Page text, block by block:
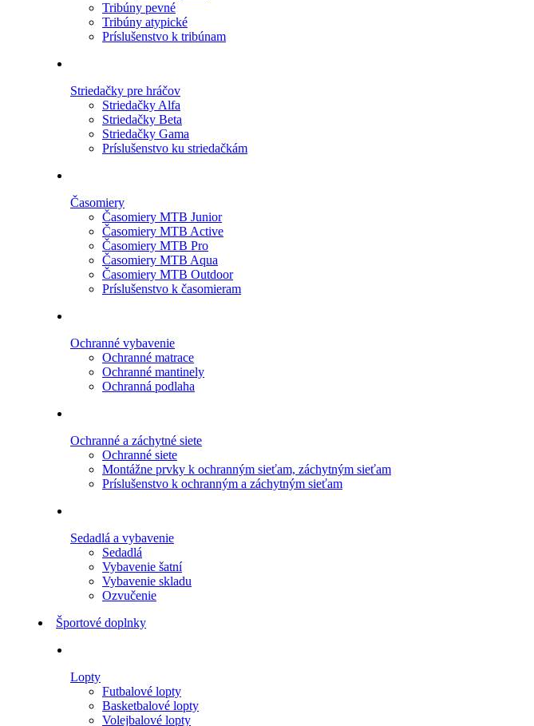
Tribúny pevné
Tribúny atypické
Príslušenstvo k tribúnam
Striedačky pre hráčov
Striedačky Alfa
Striedačky Beta
Striedačky Gama
Príslušenstvo ku striedačkám
Časomiery
Časomiery MTB Junior
Časomiery MTB Active
Časomiery MTB Pro
Časomiery MTB Aqua
Časomiery MTB Outdoor
Príslušenstvo k časomieram
Ochranné vybavenie
Ochranné matrace
Ochranné mantinely
Ochranná podlaha
Ochranné a záchytné siete
Ochranné siete
Montážne prvky k ochranným sieťam, záchytným sieťam
Príslušenstvo k ochranným a záchytným sieťam
Sedadlá a vybavenie
Sedadlá
Vybavenie šatní
Vybavenie skladu
Ozvučenie
Športové doplnky
Lopty
Futbalové lopty
Basketbalové lopty
Volejbalové lopty